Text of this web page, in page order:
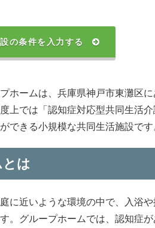
の条件を入力する
ホームは、兵庫県神戸市東灘区
上では「認知症対応型共同生活
できる小規模な共同生活施設です
は
に近いような環境の中で、入浴
。グループホームでは、認知症